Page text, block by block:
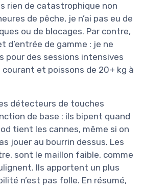
rien de catastrophique non
de pêche, je n’ai pas eu de
ou de blocages. Par contre,
d’entrée de gamme : je ne
pour des sessions intensives
courant et poissons de 20+ kg à
détecteurs de touches
de base : ils bipent quand
tient les cannes, même si on
jouer au bourrin dessus. Les
sont le maillon faible, comme
Ils apportent un plus
n’est pas folle. En résumé,